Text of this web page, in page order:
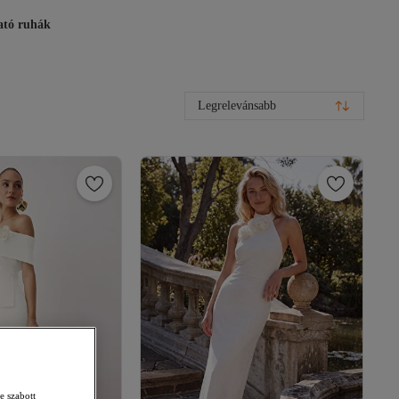
ruhák
Legrelevánsabb
szabott